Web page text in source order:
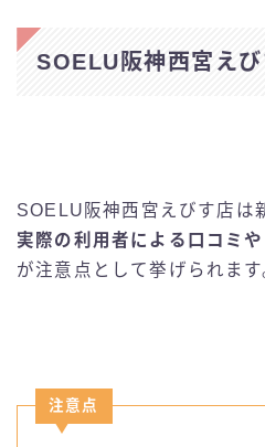
SOELU阪神西宮え
SOELU阪神西宮えびす店は
実際の利用者による口コミ
が注意点として挙げられます
注意点